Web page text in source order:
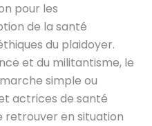
pour les
de la santé
du plaidoyer.
et du militantisme, le
simple ou
actrices de santé
retrouver en situation